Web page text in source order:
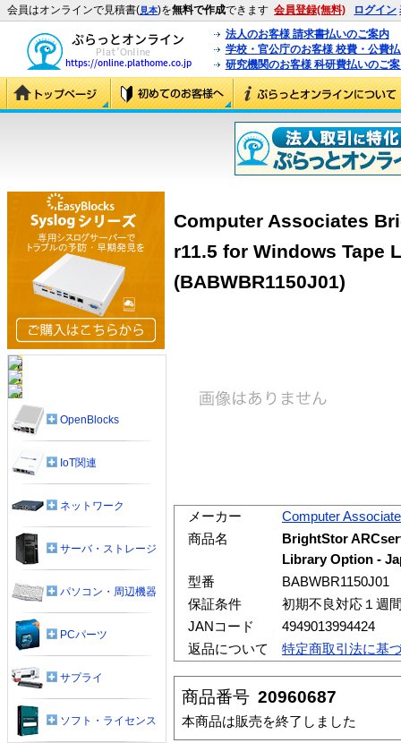
会員はオンラインで見積書(見本)を無料で作成できます 会員登録(無料) ログイン
法人のお客様 請求書払いのご案内
学校・官公庁のお客様 校費・公費
研究機関のお客様 科研費払いのご
Computer Associates
r11.5 for Windows Tape
(BABWBR1150J01)
メーカー
Computer
商品名
BrightStor
Library Option -
型番
BABWBR1150J01
保証条件
初期不良対応１週
JANコード
4949013994424
返品について
特定商取引法に基
商品番号 20960687
本商品は販売を終了しました
OpenBlocks
IoT関連
ネットワーク
サーバ・ストレージ
パソコン・周辺機器
PCパーツ
サプライ
ソフト・ライセンス